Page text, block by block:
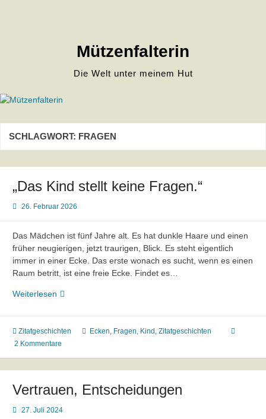
Mützenfalterin
Die Welt unter meinem Hut
SCHLAGWORT: FRAGEN
„Das Kind stellt keine Fragen.“
26. Februar 2026
Das Mädchen ist fünf Jahre alt. Es hat dunkle Haare und einen
früher neugierigen, jetzt traurigen, Blick. Es steht eigentlich
immer in einer Ecke. Das erste wonach es sucht, wenn es einen
Raum betritt, ist eine freie Ecke. Findet es…
Weiterlesen „Das
keine
Fragen.“
Zitatgeschichten Ecken, Fragen, Kind , Zitatgeschichten
2 Kommentare
Vertrauen, Entscheidungen
27. Juli 2024